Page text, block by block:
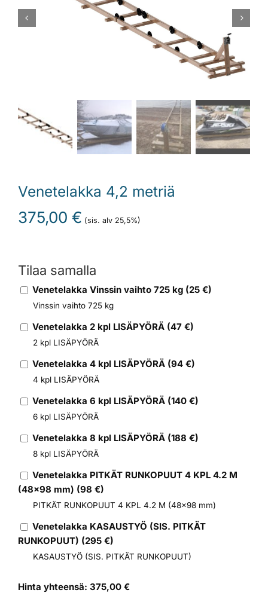
Laiturit
Asiakaskokemuksia
Venetelakka 4,2 metriä
375,00 € (sis. alv 25,5%)
Tilaa samalla
Venetelakka Vinssin vaihto 725 kg (25 €)
Vinssin vaihto 725 kg
Venetelakka 2 kpl LISÄPYÖRÄ (47 €)
2 kpl LISÄPYÖRÄ
Venetelakka 4 kpl LISÄPYÖRÄ (94 €)
4 kpl LISÄPYÖRÄ
Venetelakka 6 kpl LISÄPYÖRÄ (140 €)
6 kpl LISÄPYÖRÄ
Venetelakka 8 kpl LISÄPYÖRÄ (188 €)
8 kpl LISÄPYÖRÄ
Venetelakka PITKÄT RUNKOPUUT 4 KPL 4.2 M
(48x98 mm) (98 €)
PITKÄT RUNKOPUUT 4 KPL 4.2 M (48x98 mm)
Venetelakka KASAUSTYÖ (SIS. PITKÄT
RUNKOPUUT) (295 €)
KASAUSTYÖ (SIS. PITKÄT RUNKOPUUT)
Hinta yhteensä: 375,00 €
Alternative: